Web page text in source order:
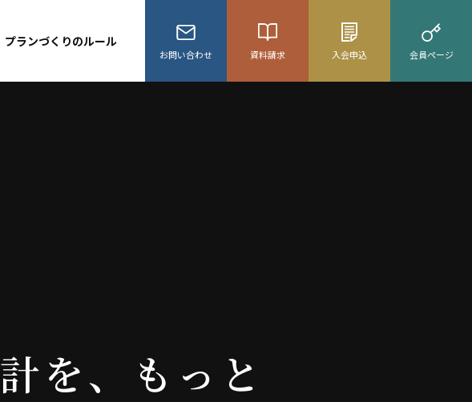
プランづくりのルール
お問い合わせ 資料請求 入会申込 会員ページ
計を、 も っ と